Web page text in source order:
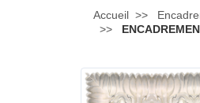
Accueil